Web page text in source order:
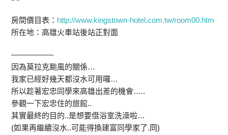
房間價目表： http://www.kingstown-hotel.com.tw/room00.htm
所在地：高雄火車站後站正對面
—————–
因為莫拉克颱風的關係…
我家已經好幾天都沒水可用囉…
所以趁著宏忠同學來高雄出差的機會…..
參觀一下宏忠住的旅館..
其實最終的目的..是想要借浴室洗澡啦…
(如果再繼續沒水..可能得換建富同學家了.冏)